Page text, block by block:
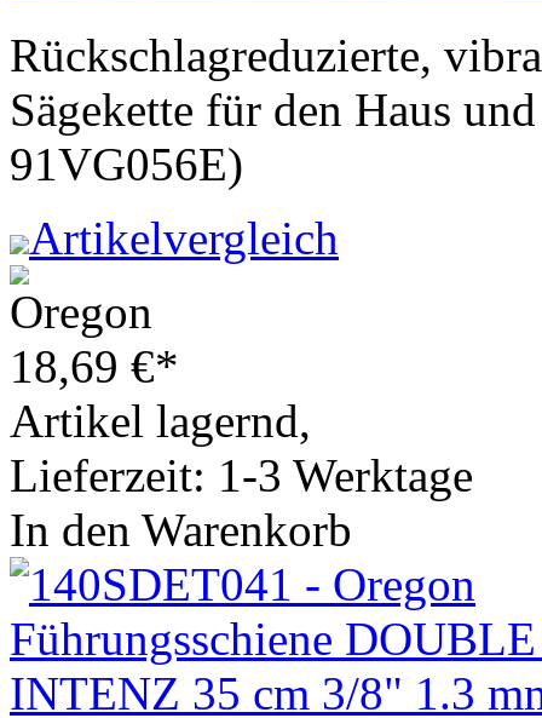
Rückschlagreduzierte,
Sägekette für den Haus
91VG056E)
Artikelvergleich
18,69 €*
Artikel lagernd,
Lieferzeit: 1-3 Werktage
In den Warenkorb